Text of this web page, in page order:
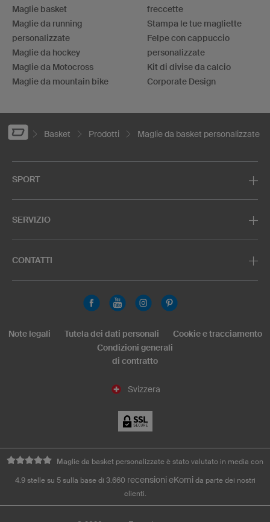
Maglie basket
Maglie da running
personalizzate
Maglie da hockey
Maglie da Motocross
Maglie da mountain bike
freccette
Stampa le tue magliette
Felpe con cappuccio
personalizzate
Kit di divise da calcio
Corporate Design
Basket Prodotti Maglie da basket personalizzate
SPORT
SERVIZIO
CONTATTI
Svizzera
Note legali Tutela dei dati personali
Cookie e tracciamento
Condizioni generali
di contratto
Maglie da basket personalizzate è stato valutato in media con
4.9 stelle su 5 sulla base di 3.660 recensioni eKomi da parte dei nostri
clienti.